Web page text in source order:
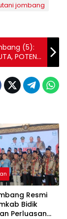
jombang
(5):
POTENSI
Resmi
Bidik
Perluasan